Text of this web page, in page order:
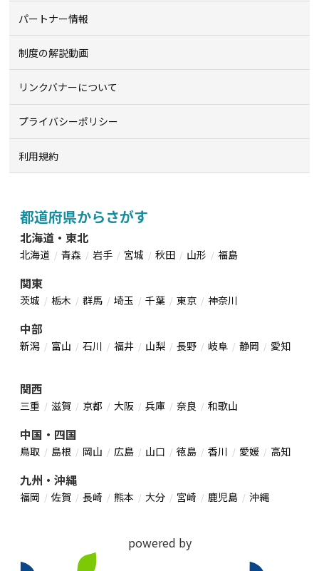
パートナー情報
制度の解説動画
リンクバナーについて
プライバシーポリシー
利用規約
都道府県からさがす
北海道・東北
北海道 青森 岩手 宮城 秋田 山形 福島
関東
茨城 栃木 群馬 埼玉 千葉 東京 神奈川
中部
新潟 富山 石川 福井 山梨 長野 岐阜 静岡 愛知
関西
三重 滋賀 京都 大阪 兵庫 奈良 和歌山
中国・四国
鳥取 島根 岡山 広島 山口 徳島 香川 愛媛 高知
九州・沖縄
福岡 佐賀 長崎 熊本 大分 宮崎 鹿児島 沖縄
powered by